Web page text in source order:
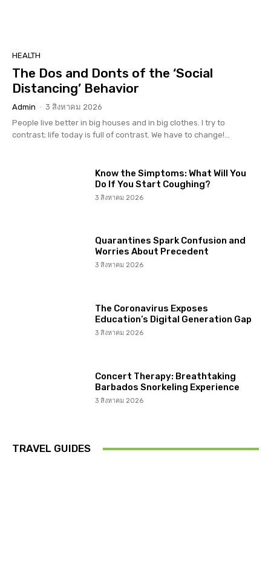
HEALTH
The Dos and Donts of the ‘Social
Distancing’ Behavior
Admin - 3 สิงหาคม 2026
People live better in big houses and in big clothes. I try to
contrast; life today is full of contrast. We have to change!...
Know the Simptoms: What Will You
Do If You Start Coughing?
3 สิงหาคม 2026
Quarantines Spark Confusion and
Worries About Precedent
3 สิงหาคม 2026
The Coronavirus Exposes
Education’s Digital Generation Gap
3 สิงหาคม 2026
Concert Therapy: Breathtaking
Barbados Snorkeling Experience
3 สิงหาคม 2026
TRAVEL GUIDES